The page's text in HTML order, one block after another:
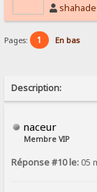
shahade
Pages: 1 En bas
Description:
naceur
Membre VIP
Réponse #10 le: 05